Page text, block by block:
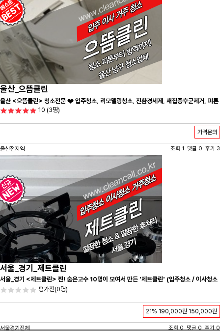
울산_으뜸클린
울산 <으뜸클린> 청소전문 ❤️ 입주청소, 리모델링청소, 진환경세제, 새집증후군제거, 피톤
치드시공 전문 청소 업체 ❤️
10 (3명)
가격문의
울산전지역 조회 1 댓글 0 후기 3
서울_경기_제트클린
서울_경기 <제트클린> 찐! 숨은고수 10명이 모여서 만든 '제트클린' (입주청소 / 이사청소
/ 줄눈시공) 항상 꼼꼼하게 친절하게 응대하겠습니다^-^
평가전(0명)
21% 190,000원 150,000원
서울경기전체 조회 0 댓글 0 후기 0